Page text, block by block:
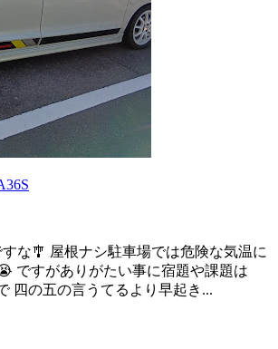
な🎐 屋根ナシ駐車場では危険な気温に
ですがありがたい事に宿題や課題は
四の五の言うてるより早起き...